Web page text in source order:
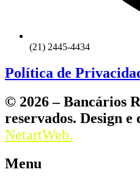
(21) 2445-4434
Política de
© 2026 – Bancários
reservados. Design
NetartWeb.
Menu